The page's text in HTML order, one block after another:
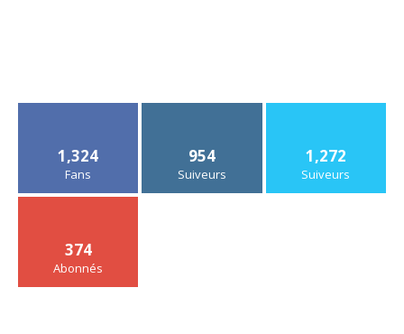
1,324
Fans
954
Suiveurs
1,272
Suiveurs
374
Abonnés